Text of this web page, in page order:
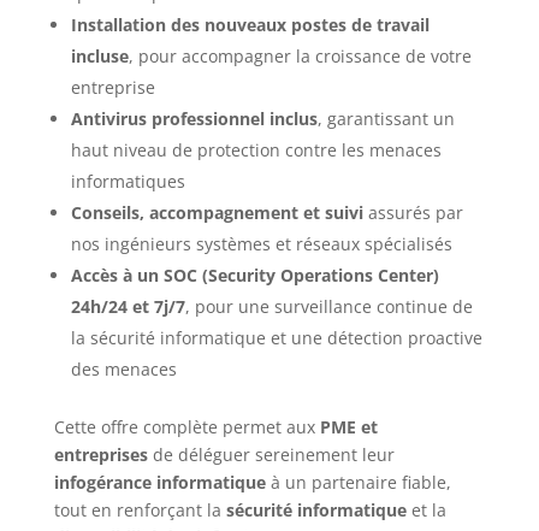
Installation des nouveaux postes de travail
incluse, pour accompagner la croissance de votre
entreprise
Antivirus professionnel inclus, garantissant un
haut niveau de protection contre les menaces
informatiques
Conseils, accompagnement et suiviassurés par
nos ingénieurs systèmes et réseaux spécialisés
Accès à un SOC (Security Operations Center)
24h/24 et 7j/7, pour une surveillance continue de
la sécurité informatique et une détection proactive
des menaces
Cette offre complète permet aux PME et
entreprisesde déléguer sereinement leur
infogérance informatiqueà un partenaire fiable,
tout en renforçant la sécurité informatiqueet la